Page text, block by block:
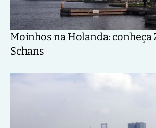
Moinhos na Holanda: conheça
Schans